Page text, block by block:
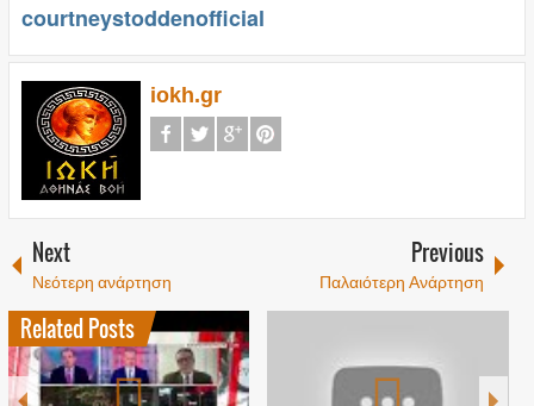
courtneystoddenofficial
iokh.gr
Next
Νεότερη ανάρτηση
Previous
Παλαιότερη Ανάρτηση
Related Posts